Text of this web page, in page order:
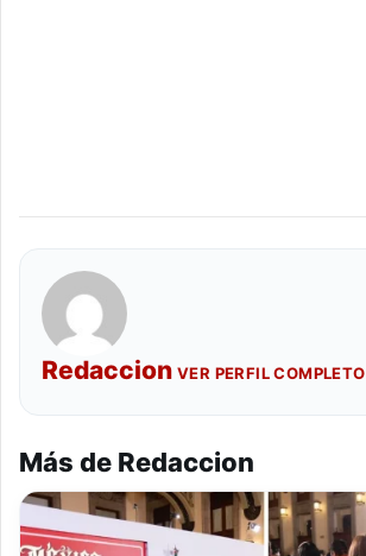
Redaccion VER PERFIL COMPLETO
Más de Redaccion